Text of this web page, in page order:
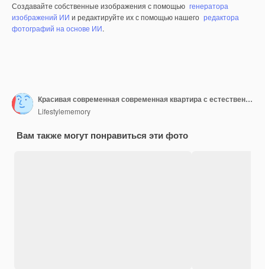
Создавайте собственные изображения с помощью генератора
изображений ИИ и редактируйте их с помощью нашего редактора
фотографий на основе ИИ.
Красивая современная современная квартира с естественным светом перед окном белой занавеской
Lifestylememory
Вам также могут понравиться эти фото